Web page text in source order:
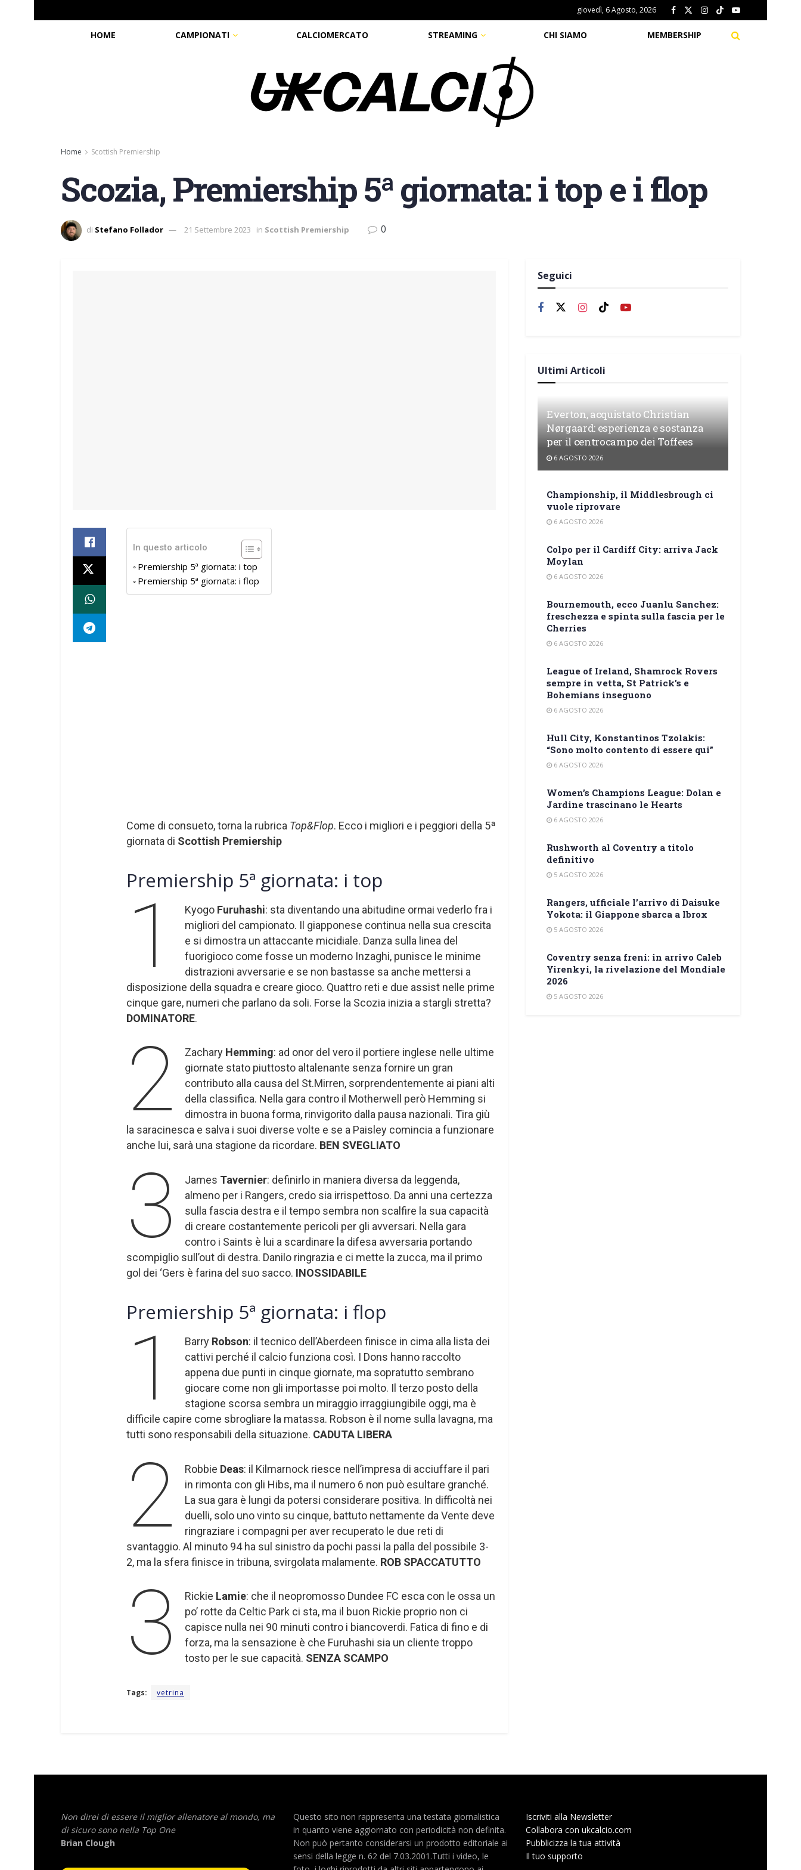
giovedì, 6 Agosto, 2026
HOME CAMPIONATI CALCIOMERCATO STREAMING CHI SIAMO MEMBERSHIP
Home Scottish Premiership
Scozia, Premiership 5ª giornata: i top e i flop
di Stefano Follador 21 Settembre 2023 in Scottish Premiership 0
In questo articolo
Premiership 5ª giornata: i top
Premiership 5ª giornata: i flop
Come di consueto, torna la rubrica Top&Flop. Ecco i migliori e i peggiori della 5ª
giornata di Scottish Premiership
Premiership 5ª giornata: i top
1 Kyogo Furuhashi: sta diventando una abitudine ormai vederlo fra i
migliori del campionato. Il giapponese continua nella sua crescita
e si dimostra un attaccante micidiale. Danza sulla linea del
fuorigioco come fosse un moderno Inzaghi, punisce le minime
distrazioni avversarie e se non bastasse sa anche mettersi a
disposizione della squadra e creare gioco. Quattro reti e due assist nelle prime
cinque gare, numeri che parlano da soli. Forse la Scozia inizia a stargli stretta?
DOMINATORE.
2 Zachary Hemming: ad onor del vero il portiere inglese nelle ultime
giornate stato piuttosto altalenante senza fornire un gran
contributo alla causa del St.Mirren, sorprendentemente ai piani alti
della classifica. Nella gara contro il Motherwell però Hemming si
dimostra in buona forma, rinvigorito dalla pausa nazionali. Tira giù
la saracinesca e salva i suoi diverse volte e se a Paisley comincia a funzionare
anche lui, sarà una stagione da ricordare. BEN SVEGLIATO
3 James Tavernier: definirlo in maniera diversa da leggenda,
almeno per i Rangers, credo sia irrispettoso. Da anni una certezza
sulla fascia destra e il tempo sembra non scalfire la sua capacità
di creare costantemente pericoli per gli avversari. Nella gara
contro i Saints è lui a scardinare la difesa avversaria portando
scompiglio sull’out di destra. Danilo ringrazia e ci mette la zucca, ma il primo
gol dei ‘Gers è farina del suo sacco. INOSSIDABILE
Premiership 5ª giornata: i flop
1 Barry Robson: il tecnico dell’Aberdeen finisce in cima alla lista dei
cattivi perché il calcio funziona così. I Dons hanno raccolto
appena due punti in cinque giornate, ma sopratutto sembrano
giocare come non gli importasse poi molto. Il terzo posto della
stagione scorsa sembra un miraggio irraggiungibile oggi, ma è
difficile capire come sbrogliare la matassa. Robson è il nome sulla lavagna, ma
tutti sono responsabili della situazione. CADUTA LIBERA
2 Robbie Deas: il Kilmarnock riesce nell’impresa di acciuffare il pari
in rimonta con gli Hibs, ma il numero 6 non può esultare granché.
La sua gara è lungi da potersi considerare positiva. In difficoltà nei
duelli, solo uno vinto su cinque, battuto nettamente da Vente deve
ringraziare i compagni per aver recuperato le due reti di
svantaggio. Al minuto 94 ha sul sinistro da pochi passi la palla del possibile 3-
2, ma la sfera finisce in tribuna, svirgolata malamente. ROB SPACCATUTTO
3 Rickie Lamie: che il neopromosso Dundee FC esca con le ossa un
po’ rotte da Celtic Park ci sta, ma il buon Rickie proprio non ci
capisce nulla nei 90 minuti contro i biancoverdi. Fatica di fino e di
forza, ma la sensazione è che Furuhashi sia un cliente troppo
tosto per le sue capacità. SENZA SCAMPO
Tags: vetrina
Seguici
Ultimi Articoli
Everton, acquistato Christian
Nørgaard: esperienza e sostanza
per il centrocampo dei Toffees
6 AGOSTO 2026
Championship, il Middlesbrough ci
vuole riprovare
6 AGOSTO 2026
Colpo per il Cardiff City: arriva Jack
Moylan
6 AGOSTO 2026
Bournemouth, ecco Juanlu Sanchez:
freschezza e spinta sulla fascia per le
Cherries
6 AGOSTO 2026
League of Ireland, Shamrock Rovers
sempre in vetta, St Patrick’s e
Bohemians inseguono
6 AGOSTO 2026
Hull City, Konstantinos Tzolakis:
“Sono molto contento di essere qui”
6 AGOSTO 2026
Women’s Champions League: Dolan e
Jardine trascinano le Hearts
6 AGOSTO 2026
Rushworth al Coventry a titolo
definitivo
5 AGOSTO 2026
Rangers, ufficiale l’arrivo di Daisuke
Yokota: il Giappone sbarca a Ibrox
5 AGOSTO 2026
Coventry senza freni: in arrivo Caleb
Yirenkyi, la rivelazione del Mondiale
2026
5 AGOSTO 2026
Non direi di essere il miglior allenatore al mondo, ma
di sicuro sono nella Top One
Brian Clough
Questo sito non rappresenta una testata giornalistica
in quanto viene aggiornato con periodicità non definita.
Non può pertanto considerarsi un prodotto editoriale ai
sensi della legge n. 62 del 7.03.2001.Tutti i video, le
Iscriviti alla Newsletter
Collabora con ukcalcio.com
Pubblicizza la tua attività
Il tuo supporto